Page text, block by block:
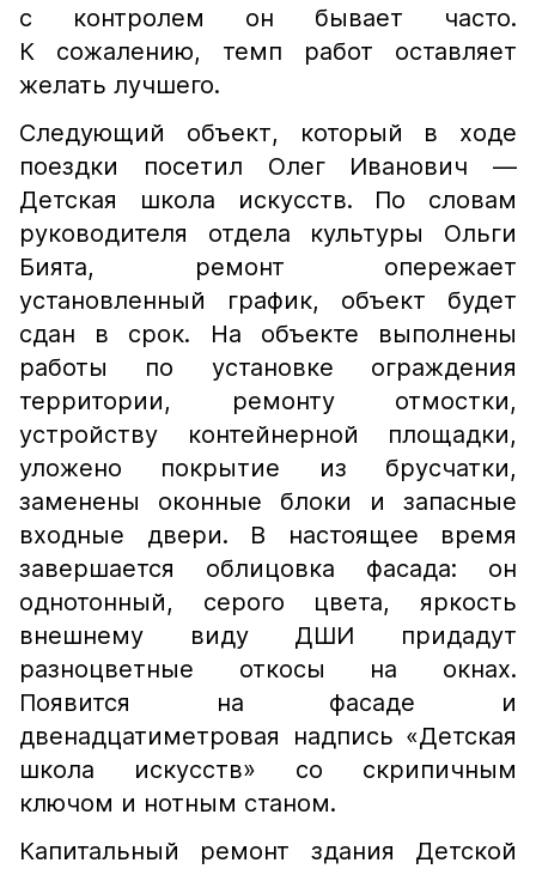
с контролем он бывает часто.
К сожалению, темп работ оставляет
желать лучшего.
Следующий объект, который в ходе
поездки посетил Олег Иванович —
Детская школа искусств. По словам
руководителя отдела культуры Ольги
Бията, ремонт опережает
установленный график, объект будет
сдан в срок. На объекте выполнены
работы по установке ограждения
территории, ремонту отмостки,
устройству контейнерной площадки,
уложено покрытие из брусчатки,
заменены оконные блоки и запасные
входные двери. В настоящее время
завершается облицовка фасада: он
однотонный, серого цвета, яркость
внешнему виду ДШИ придадут
разноцветные откосы на окнах.
Появится на фасаде и
двенадцатиметровая надпись «Детская
школа искусств» со скрипичным
ключом и нотным станом.
Капитальный ремонт здания Детской